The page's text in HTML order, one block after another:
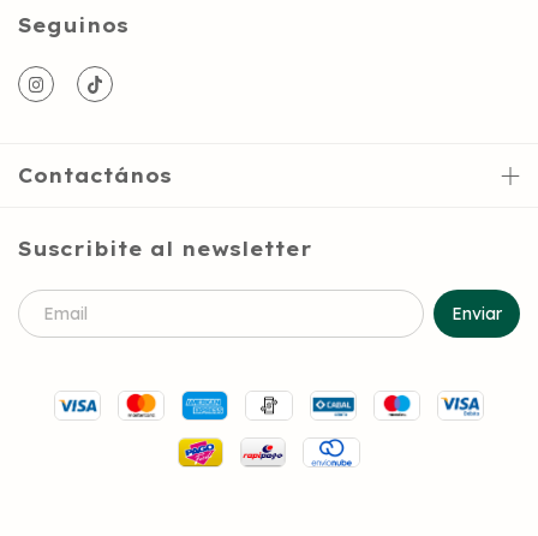
Seguinos
Contactános
Suscribite al newsletter